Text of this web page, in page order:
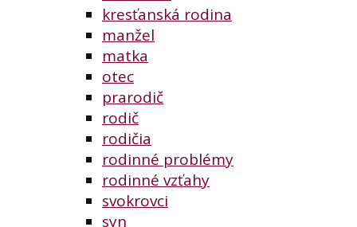
kresťanská rodina
manžel
matka
otec
prarodič
rodič
rodičia
rodinné problémy
rodinné vzťahy
svokrovci
syn